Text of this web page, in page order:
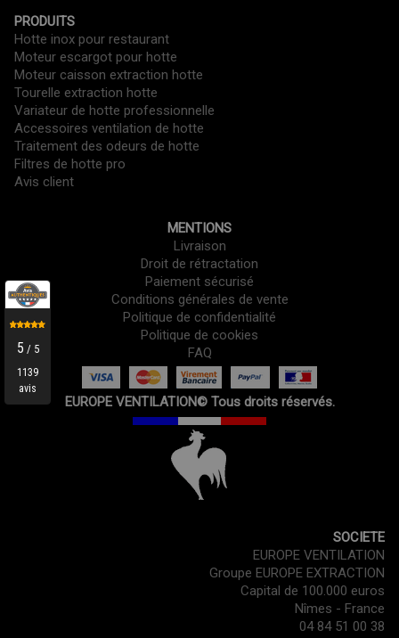
PRODUITS
Hotte inox pour restaurant
Moteur escargot pour hotte
Moteur caisson extraction hotte
Tourelle extraction hotte
Variateur de hotte professionnelle
Accessoires ventilation de hotte
Traitement des odeurs de hotte
Filtres de hotte pro
Avis client
MENTIONS
Livraison
Droit de rétractation
Paiement sécurisé
Conditions générales de vente
Politique de confidentialité
Politique de cookies
FAQ
EUROPE VENTILATION© Tous droits réservés.
SOCIETE
EUROPE VENTILATION
Groupe EUROPE EXTRACTION
Capital de 100.000 euros
Nîmes - France
04 84 51 00 38